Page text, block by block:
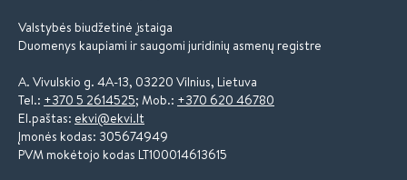
Valstybės biudžetinė įstaiga
Duomenys kaupiami ir saugomi juridinių asmenų registre
A. Vivulskio g. 4A-13, 03220 Vilnius, Lietuva
Tel.: +370 5 2614525; Mob.: +370 620 46780
El.paštas: ekvi@ekvi.lt
Įmonės kodas: 305674949
PVM mokėtojo kodas LT100014613615